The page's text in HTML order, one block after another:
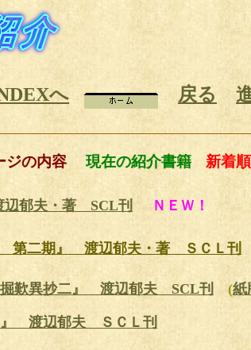
へ 戻る
ジの内容 現在の紹介書籍 新着順
郁夫・著 SCL刊 ＮＥＷ！
第二期』 渡辺郁夫・著 ＳＣＬ刊
歎異抄二』 渡辺郁夫 SCL刊 (紙
』 渡辺郁夫 ＳＣＬ刊